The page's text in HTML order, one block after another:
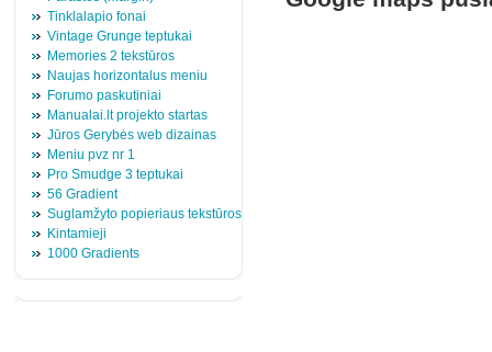
Tinklalapio fonai
Vintage Grunge teptukai
Memories 2 tekstūros
Naujas horizontalus meniu
Forumo paskutiniai
Manualai.lt projekto startas
Jūros Gerybės web dizainas
Meniu pvz nr 1
Pro Smudge 3 teptukai
56 Gradient
Suglamžyto popieriaus tekstūros
Kintamieji
1000 Gradients